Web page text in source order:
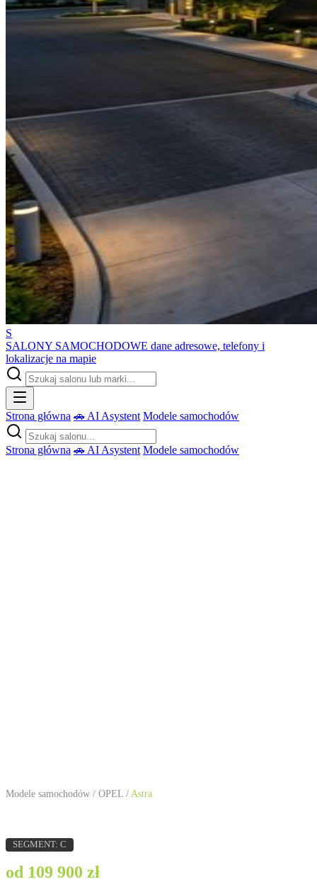
S
SALONY SAMOCHODOWE dane adresowe, telefony i
lokalizacje na mapie
Strona główna 🚗 AI Asystent Modele samochodów
Strona główna 🚗 AI Asystent Modele samochodów
Modele samochodów / OPEL / Astra
SEGMENT: C
od 109 900 zł